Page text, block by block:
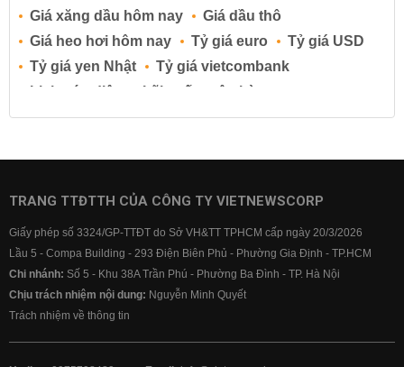
Giá xăng dầu hôm nay
Giá dầu thô
Giá heo hơi hôm nay
Tỷ giá euro
Tỷ giá USD
Tỷ giá yen Nhật
Tỷ giá vietcombank
Lịch cúp điện
Lãi suất ngân hàng
Lãi suất tiết kiệm
Lãi suất tiền gửi
Lãi suất ngân hàng BIDV
Lãi suất ngân hàng Vietcombank
TRANG TTĐTTH CỦA CÔNG TY VIETNEWSCORP
Giấy phép số 3324/GP-TTĐT do Sở VH&TT TPHCM cấp ngày 20/3/2026
Lầu 5 - Compa Building - 293 Điện Biên Phủ - Phường Gia Định - TP.HCM
Chi nhánh: Số 5 - Khu 38A Trần Phú - Phường Ba Đình - TP. Hà Nội
Chịu trách nhiệm nội dung: Nguyễn Minh Quyết
Trách nhiệm về thông tin